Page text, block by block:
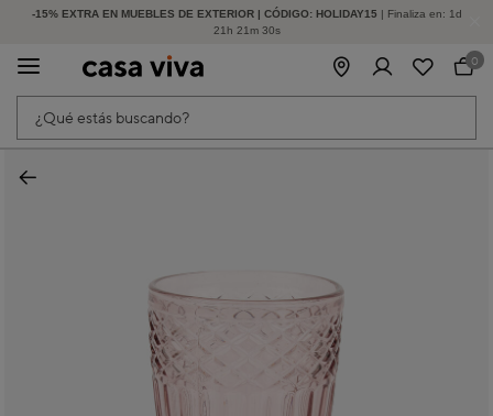
-15% EXTRA EN MUEBLES DE EXTERIOR | CÓDIGO: HOLIDAY15 | Finaliza en: 1d
21h 21m 30s
HASTA -60% DE DESCUENTO | SEGUNDAS REBAJAS
¿Qué estás buscando?
0